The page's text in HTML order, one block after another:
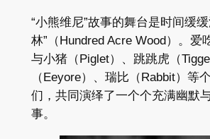
“小熊维尼”故事​的​舞台​是​时间​缓
林”（Hundred Acre Wood）。​爱​
与​小猪（Piglet）、​跳跳虎（
（Eeyore）、​瑞比（Rabbit）​等​
们，​共同​演绎​了​一​个​个​充满​幽默​
事。